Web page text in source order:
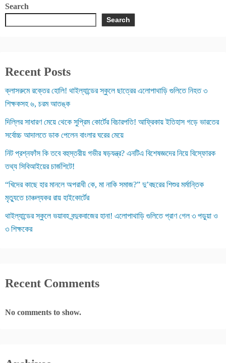
Search
Search
Recent Posts
ক্লাসরুমে রক্তের হোলি! থাইল্যান্ডের স্কুলে ছাত্রের এলোপাথাড়ি গুলিতে নিহত ৩
শিক্ষকসহ ৬, চরম আতঙ্ক
দিল্লির সাধারণ মেয়ে থেকে সুপ্রিম কোর্টের বিচারপতি! আফ্রিকায় ইতিহাস গড়ে ভারতের
সর্বোচ্চ আদালতে ডাক পেলেন বাংলার ঘরের মেয়ে
নিট প্রশ্নফাঁস কি তবে বহুস্তরীয় গভীর ষড়যন্ত্র? এনটিএ বিশেষজ্ঞদের নিয়ে বিস্ফোরক
তথ্য সিবিআইয়ের চার্জশিটে!
“খিদের কাছে হার মানলে অপরাধী কে, মা নাকি সমাজ?” দু’বছরের শিশুর মর্মান্তিক
মৃত্যুতে চাঞ্চল্যকর রায় হাইকোর্টের
থাইল্যান্ডের স্কুলে ভয়াবহ বন্দুকবাজের হানা! এলোপাথাড়ি গুলিতে প্রাণ গেল ৩ পড়ুয়া ও
৩ শিক্ষকের
Recent Comments
No comments to show.